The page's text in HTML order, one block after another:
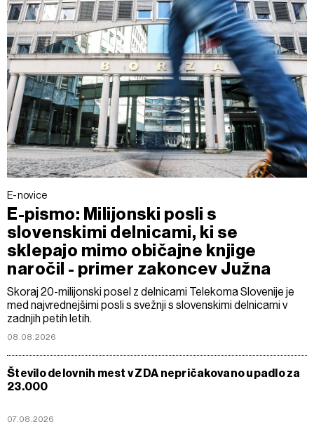
E-novice
E-pismo: Milijonski posli s
slovenskimi delnicami, ki se
sklepajo mimo običajne knjige
naročil - primer zakoncev Južna
Skoraj 20-milijonski posel z delnicami Telekoma Slovenije je
med najvrednejšimi posli s svežnji s slovenskimi delnicami v
zadnjih petih letih.
08.08.2026
Število delovnih mest v ZDA nepričakovano upadlo za
23.000
07.08.2026